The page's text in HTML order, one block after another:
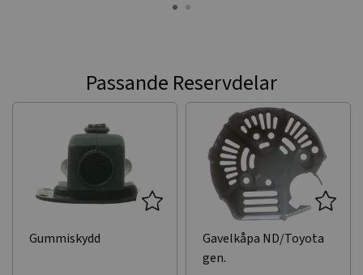
Passande Reservdelar
Gummiskydd
Gavelkåpa ND/Toyota
gen.